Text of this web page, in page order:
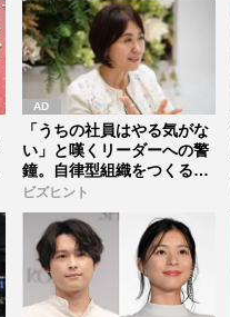
「うちの社員はやる気がな
い」と嘆くリーダーへの警
鐘。自律型組織をつくる前
に外せな...
ビズヒント